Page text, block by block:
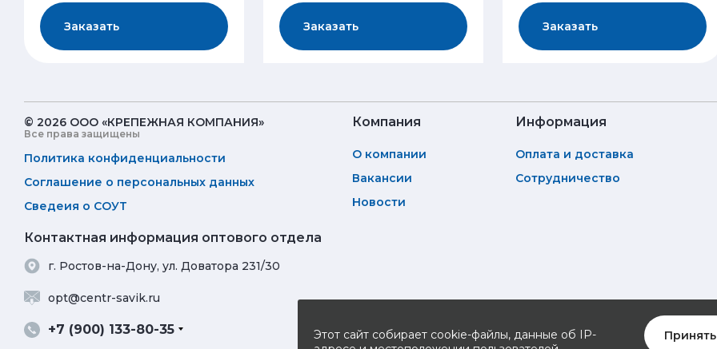
Заказать Заказать Заказать
© 2026 ООО «КРЕПЕЖНАЯ КОМПАНИЯ»
Все права защищены
Политика конфиденциальности
Соглашение о персональных данных
Сведеия о СОУТ
Компания
О компании
Вакансии
Новости
Информация
Оплата и доставка
Сотрудничество
Контактная информация оптового отдела
г. Ростов-на-Дону, ул. Доватора 231/30
opt@centr-savik.ru
+7 (900) 133-80-35
Этот сайт собирает cookie-файлы, данные об IP-